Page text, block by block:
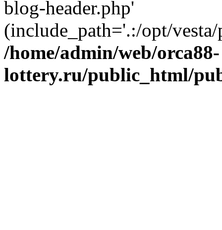
blog-header.php'
(include_path='.:/opt/
/home/admin/web/orca88-
lottery.ru/public_html/